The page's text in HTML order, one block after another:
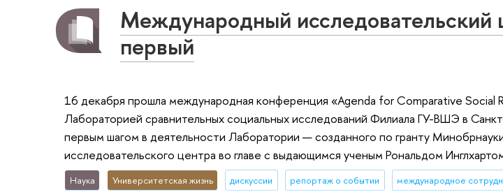
Международный исследовательский
первый
16 декабря прошла международная конференция «Agenda for Comparative Social
Лабораторией сравнительных социальных исследований Филиала ГУ-ВШЭ в
первым шагом в деятельности Лаборатории — созданного по гранту
исследовательского центра во главе с выдающимся ученым Рональдом
Наука Университетская жизнь дискуссии репортаж о событии международное